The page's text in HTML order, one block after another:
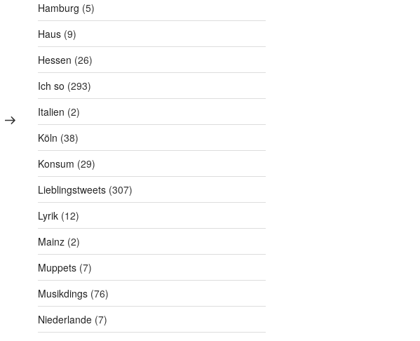
Nächster
Beitrag
Hamburg (5)
Haus(9)
Hessen (26)
Ich so (293)
Italien (2)
Köln (38)
Konsum (29)
Lieblingstweets(307)
Lyrik(12)
Mainz(2)
Muppets(7)
Musikdings(76)
Niederlande(7)